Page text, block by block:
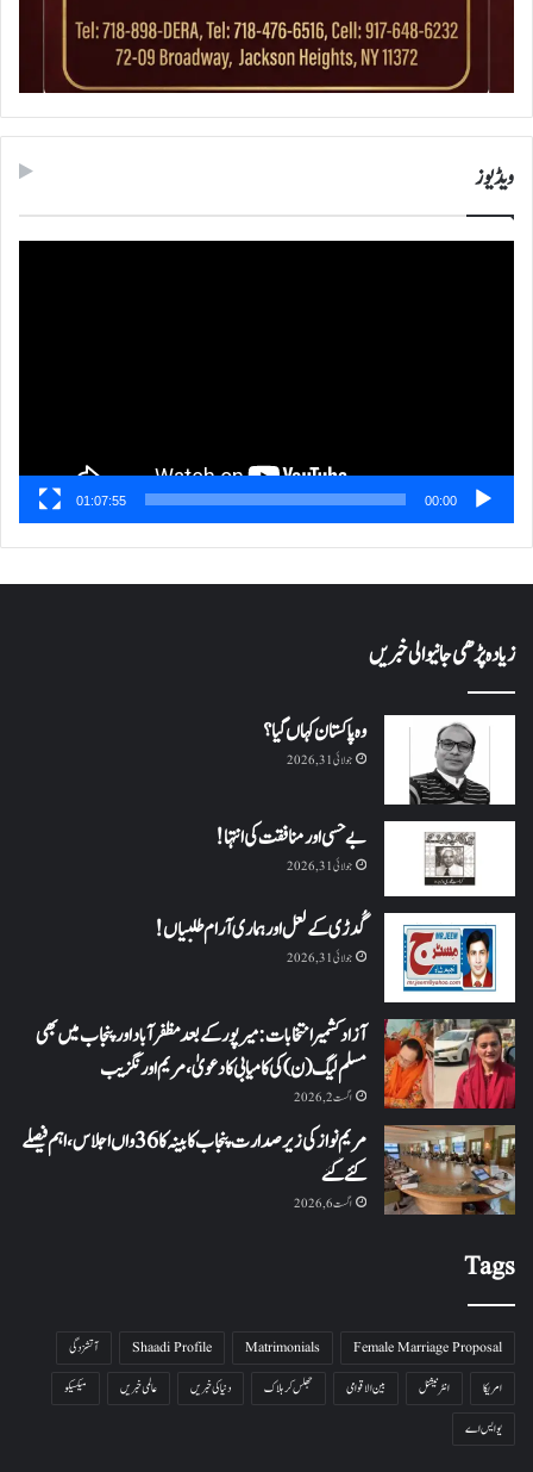
ویڈیوز
00:00
01:07:55
زیادہ پڑھی جانیوالی خبریں
وہ پاکستان کہاں گیا؟
جولائی 31, 2026
بے حسی اور منافقت کی انتہا !
جولائی 31, 2026
گُدڑی کے لعل اور ہماری آرام طلبیاں!
جولائی 31, 2026
آزاد کشمیر انتخابات: میرپور کے بعد مظفرآباد اور پنجاب میں بھی
مسلم لیگ (ن) کی کامیابی کا دعویٰ، مریم اورنگزیب
اگست 2, 2026
مریم نواز کی زیر صدارت پنجاب کابینہ کا 36واں اجلاس،اہم فیصلے
کئے گئے
اگست 6, 2026
Tags
Female Marriage Proposal
Matrimonials
Shaadi Profile
آتشزدگی
امریکا
انٹرنیشنل بین الاقوامی جھلس کر ہلاک دنیا کی خبریں عالمی خبریں
میکسیکو
یو ایس اے